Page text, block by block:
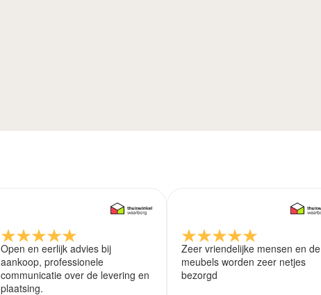
Open en eerlijk advies bij
aankoop, professionele
communicatie over de levering en
plaatsing.
Zeer vriendelijke mensen en de
meubels worden zeer netjes
bezorgd